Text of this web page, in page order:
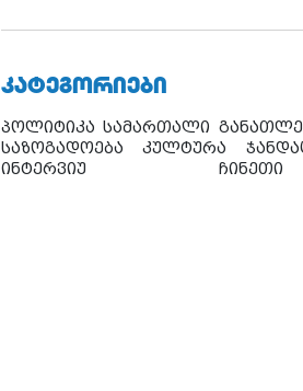
ᲙᲐᲢᲔᲒᲝᲠᲘᲔᲑᲘ
პოლიტიკა სამართალი
საზოგადოება
კულტურა
ინტერვიუ
ჩინეთი